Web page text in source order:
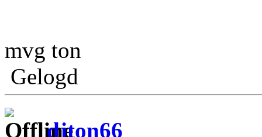
mvg ton
Gelogd
djton66